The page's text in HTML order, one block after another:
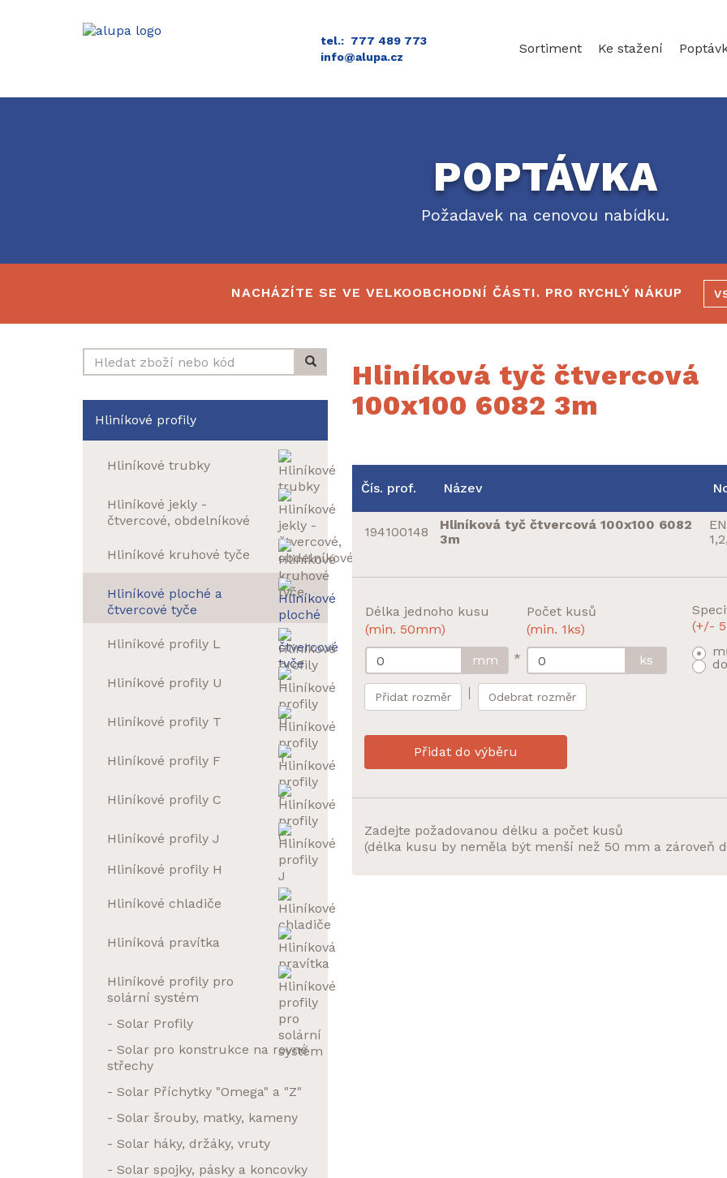
tel.: 777 489 773
info@alupa.cz
Sortiment Ke stažení
POPTÁVKA
Požadavek na cenovou nabídku.
NACHÁZÍTE SE VE VELKOOBCHODNÍ ČÁSTI. PRO RYCHLÝ NÁKUP
Hliníkové profily
Hliníkové trubky
Hliníkové jekly -
čtvercové, obdelníkové
Hliníkové kruhové tyče
Hliníkové ploché a
čtvercové tyče
Hliníkové profily L
Hliníkové profily U
Hliníkové profily T
Hliníkové profily F
Hliníkové profily C
Hliníkové profily J
Hliníkové profily H
Hliníkové chladiče
Hliníková pravítka
Hliníkové profily pro
solární systém
- Solar Profily
- Solar pro konstrukce na rovné
střechy
- Solar Příchytky "Omega" a "Z"
- Solar šrouby, matky, kameny
- Solar háky, držáky, vruty
- Solar spojky, pásky a koncovky
Hliníková tyč čtvercová
100x100 6082 3m
Čís. prof. Název
194100148
Hliníková tyč čtvercová 100x100 6082
3m
Délka jednoho kusu
(min. 50mm)
mm
*
Počet kusů
(min. 1ks)
ks
(+/-
Přidat rozměr Odebrat rozměr
Přidat do výběru
Zadejte požadovanou délku a počet kusů
(délka kusu by neměla být menší než 50 mm a zároveň